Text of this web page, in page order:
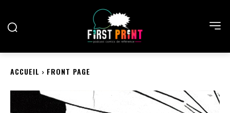
ACCUEIL FRONT PAGE